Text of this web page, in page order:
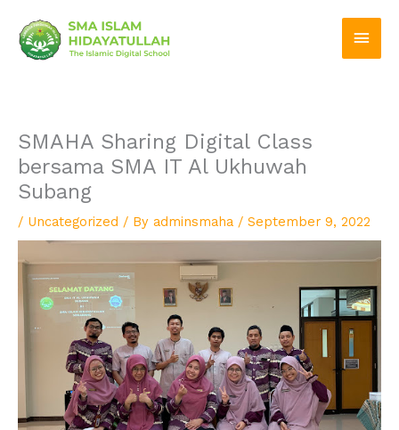
content
Main
SMAHA Sharing Digital Class
bersama SMA IT Al Ukhuwah
Subang
/ Uncategorized / By adminsmaha / September 9, 2022